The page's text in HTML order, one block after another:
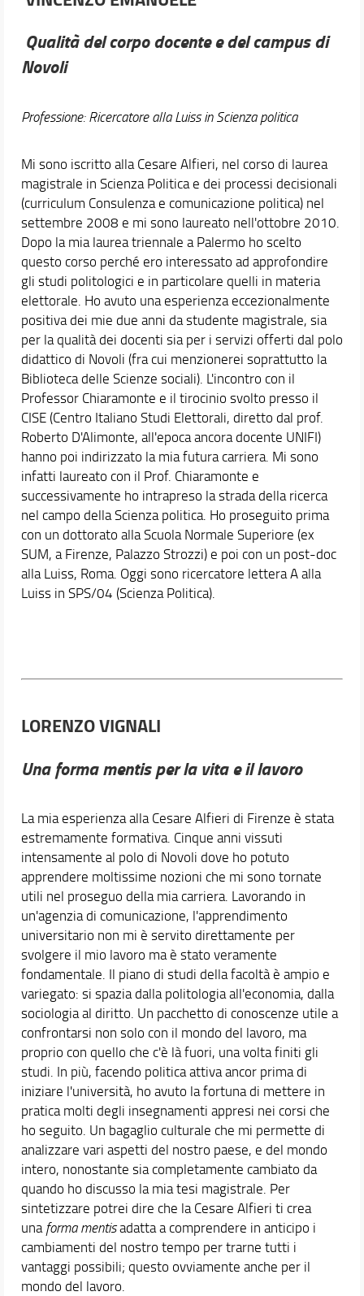
Qualità del corpo docente e del campus di
Novoli
Professione: Ricercatore alla Luiss in Scienza politica
Mi sono iscritto alla Cesare Alfieri, nel corso di laurea
magistrale in Scienza Politica e dei processi decisionali
(curriculum Consulenza e comunicazione politica) nel
settembre 2008 e mi sono laureato nell'ottobre 2010.
Dopo la mia laurea triennale a Palermo ho scelto
questo corso perché ero interessato ad approfondire
gli studi politologici e in particolare quelli in materia
elettorale. Ho avuto una esperienza eccezionalmente
positiva dei mie due anni da studente magistrale, sia
per la qualità dei docenti sia per i servizi offerti dal polo
didattico di Novoli (fra cui menzionerei soprattutto la
Biblioteca delle Scienze sociali). L'incontro con il
Professor Chiaramonte e il tirocinio svolto presso il
CISE (Centro Italiano Studi Elettorali, diretto dal prof.
Roberto D'Alimonte, all'epoca ancora docente UNIFI)
hanno poi indirizzato la mia futura carriera. Mi sono
infatti laureato con il Prof. Chiaramonte e
successivamente ho intrapreso la strada della ricerca
nel campo della Scienza politica. Ho proseguito prima
con un dottorato alla Scuola Normale Superiore (ex
SUM, a Firenze, Palazzo Strozzi) e poi con un post-doc
alla Luiss, Roma. Oggi sono ricercatore lettera A alla
Luiss in SPS/04 (Scienza Politica).
LORENZO VIGNALI
Una forma mentisper la vitae il lavoro
La mia esperienza alla Cesare Alfieri di Firenze è stata
estremamente formativa. Cinque anni vissuti
intensamente al polo di Novoli dove ho potuto
apprendere moltissime nozioni che mi sono tornate
utili nel proseguo della mia carriera. Lavorando in
un'agenzia di comunicazione, l'apprendimento
universitario non mi è servito direttamente per
svolgere il mio lavoro ma è stato veramente
fondamentale. Il piano di studi della facoltà è ampio e
variegato: si spazia dalla politologia all'economia, dalla
sociologia al diritto. Un pacchetto di conoscenze utile a
confrontarsi non solo con il mondo del lavoro, ma
proprio con quello che c'è là fuori, una volta finiti gli
studi. In più, facendo politica attiva ancor prima di
iniziare l'università, ho avuto la fortuna di mettere in
pratica molti degli insegnamenti appresi nei corsi che
ho seguito. Un bagaglio culturale che mi permette di
analizzare vari aspetti del nostro paese, e del mondo
intero, nonostante sia completamente cambiato da
quando ho discusso la mia tesi magistrale. Per
sintetizzare potrei dire che la Cesare Alfieri ti crea
unaforma mentisadatta a comprendere in anticipo i
cambiamenti del nostro tempo per trarne tutti i
vantaggi possibili; questo ovviamente anche per il
mondo del lavoro.